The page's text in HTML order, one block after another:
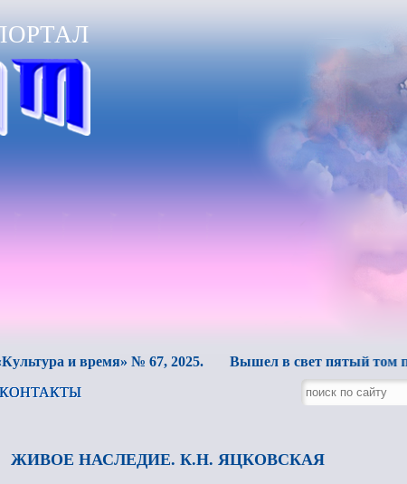
и время» № 67, 2025. Вышел в свет пятый том писем
КОНТАКТЫ
ЖИВОЕ НАСЛЕДИЕ. К.Н. ЯЦКОВСКАЯ